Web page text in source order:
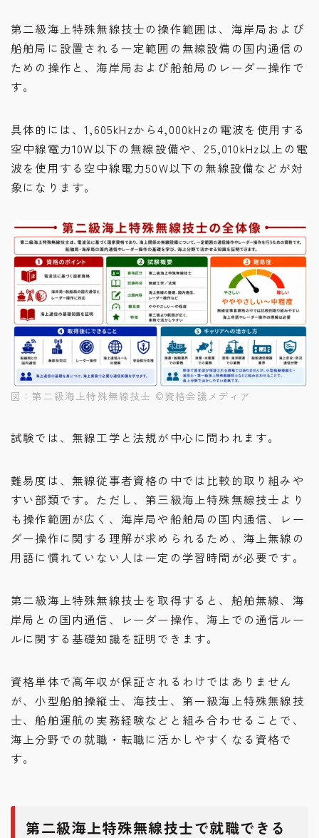
第二級海上特殊無線技士の操作範囲は、海岸局および
船舶局に設置される一定範囲の無線設備の国内通信の
ための操作と、海岸局および船舶局のレーダー操作で
す。
具体的には、1,605kHzから4,000kHzの電波を使用する
空中線電力10W以下の無線設備や、25,010kHz以上の電
波を使用する空中線電力50W以下の無線設備などが対
象になります。
図：第二級海上特殊無線技士 ©︎資格会議メディア
試験では、無線工学と法規が中心に問われます。
難易度は、無線従事者資格の中では比較的取り組みや
すい部類です。ただし、第三級海上特殊無線技士より
も操作範囲が広く、海岸局や船舶局の国内通信、レー
ダー操作に関する理解が求められるため、海上無線の
用語に慣れていない人は一定の学習時間が必要です。
第二級海上特殊無線技士を取得すると、船舶無線、海
岸局との国内通信、レーダー操作、海上での通信ルー
ルに関する基礎知識を証明できます。
資格単体で高年収が保証されるわけではありません
が、小型船舶操縦士、海技士、第一級海上特殊無線技
士、船舶運航の実務経験などと組み合わせることで、
海上分野での就職・転職に活かしやすくなる資格で
す。
第二級海上特殊無線技士で就職できる